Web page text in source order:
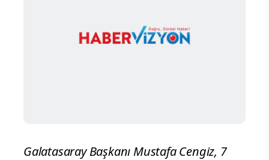
Galatasaray Başkanı Mustafa Cengiz, 7